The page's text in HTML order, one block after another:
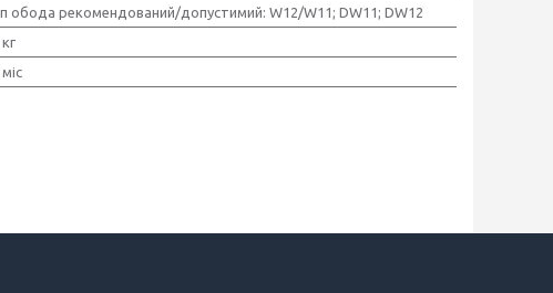
обода рекомендований/допустимий: W12/W11; DW11; DW12